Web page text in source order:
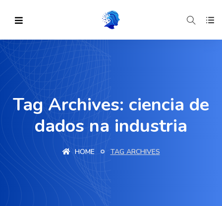
Tag Archives: ciencia de
dados na industria
HOME TAG ARCHIVES